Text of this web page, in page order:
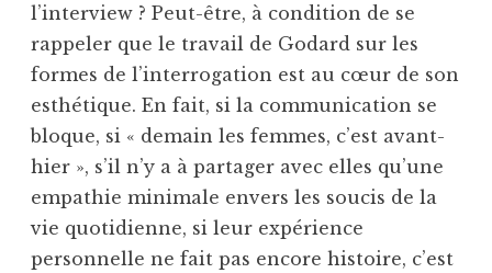
l’interview ? Peut-être, à condition de se
rappeler que le travail de Godard sur les
formes de l’interrogation est au cœur de son
esthétique. En fait, si la communication se
bloque, si « demain les femmes, c’est avant-
hier », s’il n’y a à partager avec elles qu’une
empathie minimale envers les soucis de la
vie quotidienne, si leur expérience
personnelle ne fait pas encore histoire, c’est